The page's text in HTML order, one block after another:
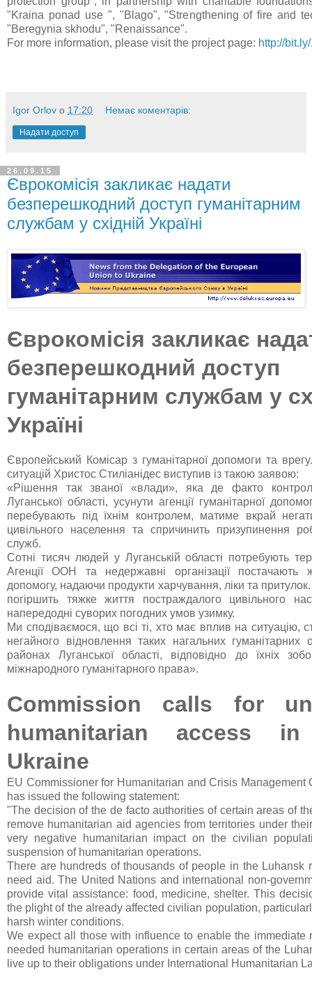
"Kraina ponad use ", "Blago", "Strengthening of fire and
"Beregynia skhodu", "Renaissance".
For more information, please visit the project page: http://
Igor Orlov о 17:20 Немає коментарів:
Надати доступ
26.09.15
Єврокомісія закликає надати
безперешкодний доступ гуманітарним
службам у східній Україні
Єврокомісія закликає
безперешкодний доступ
гуманітарним службам у
Україні
Європейський Комісар з гуманітарної допомоги та
ситуацій Христос Стиліанідес виступив із такою заявою:
«Рішення так званої «влади», яка де факто
Луганської області, усунути агенції гуманітарної
перебувають під їхнім контролем, матиме вкрай
цивільного населення та спричинить призупинення
служб.
Сотні тисяч людей у Луганській області потребують
Агенції ООН та недержавні організації постачають
допомогу, надаючи продукти харчування, ліки та
погіршить тяжке життя постраждалого цивільного
напередодні суворих погодних умов узимку.
Ми сподіваємося, що всі ті, хто має вплив на ситуацію,
негайного відновлення таких нагальних гуманітарних
районах Луганської області, відповідно до їхніх
міжнародного гуманітарного права».
Commission calls for
humanitarian access in
Ukraine
EU Commissioner for Humanitarian and Crisis Management
has issued the following statement:
"The decision of the de facto authorities of certain areas of
remove humanitarian aid agencies from territories under
very negative humanitarian impact on the civilian
suspension of humanitarian operations.
There are hundreds of thousands of people in the Luhansk
need aid. The United Nations and international non-
provide vital assistance: food, medicine, shelter. This
the plight of the already affected civilian population,
harsh winter conditions.
We expect all those with influence to enable the immediate
needed humanitarian operations in certain areas of the
live up to their obligations under International Humanitarian